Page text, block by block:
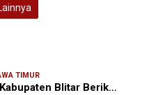
TIMUR
Blitar Berik…